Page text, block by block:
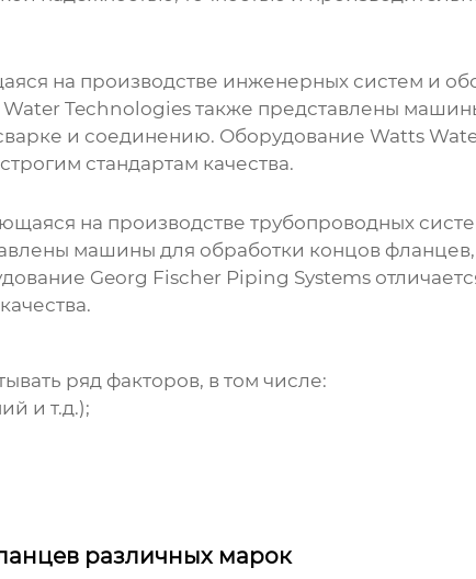
на производстве инженерных систем и
Technologies также представлены
и соединению. Оборудование Watts
стандартам качества.
на производстве трубопроводных
машины для обработки концов фланцев,
Georg Fischer Piping Systems
ряд факторов, в том числе:
и т.д.);
различных марок